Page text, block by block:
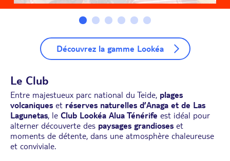
Découvrez la gamme Lookéa
Le Club
Entre majestueux parc national du Teide, plages
volcaniques et réserves naturelles d’Anaga et de Las
Lagunetas, le Club Lookéa Alua Ténérife est idéal pour
alterner découverte des paysages grandioses et
moments de détente, dans une atmosphère chaleureuse
et conviviale.